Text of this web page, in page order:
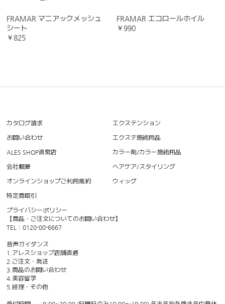
FRAMAR マニアックメッシュ
シート
￥825
FRAMAR エコロールホイル
￥990
カタログ請求
お問い合わせ
ALES SHOP直営店
会社概要
オンラインショップご利用規約
特定商取引
プライバシーポリシー
エクステンション
エクステ施術用品
カラー剤/カラー施術用品
ヘアケア/スタイリング
ウィッグ
【商品・ご注文についてのお問い合わせ】
TEL：0120-00-6667
音声ガイダンス
1.アレスショップ店舗直通
2.ご注文・発送
3.商品のお問い合わせ
4.美容留学
5.経理・その他